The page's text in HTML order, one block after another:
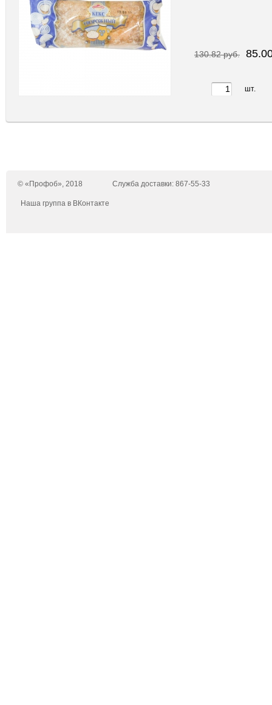
130.82 руб.
шт.
© «Профоб», 2018 Служба доставки: 867-55-33
Наша группа в ВКонтакте